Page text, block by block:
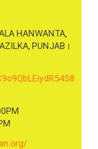
HANWANTA,
PUNJAB।